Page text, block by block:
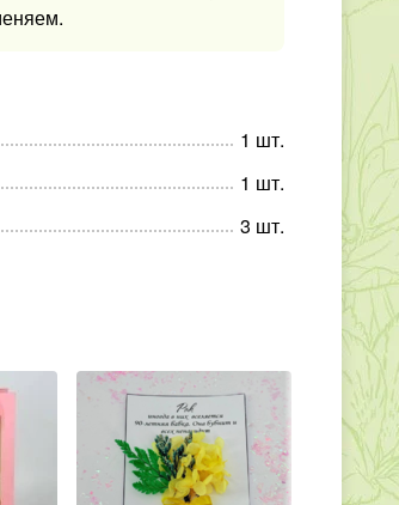
1 шт.
1 шт.
3 шт.